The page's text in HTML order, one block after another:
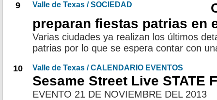
9 Valle de Texas / SOCIEDAD
preparan fiestas patrias en
Varias ciudades ya realizan los últimos
patrias por lo que se espera contar con
10 Valle de Texas / CALENDARIO EVENTOS
Sesame Street Live STATE
EVENTO 21 DE NOVIEMBRE DEL 2013